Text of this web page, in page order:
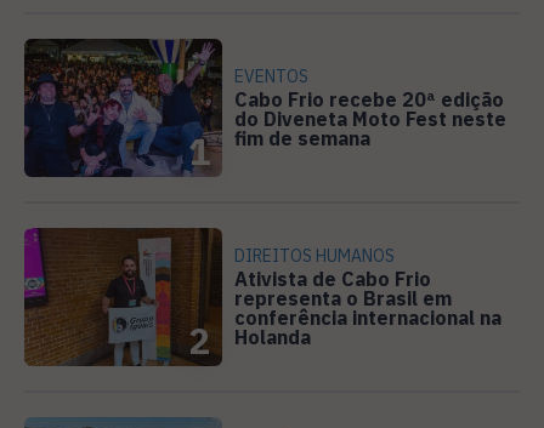
1
EVENTOS
Cabo Frio recebe 20ª edição
do Diveneta Moto Fest neste
fim de semana
2
DIREITOS HUMANOS
Ativista de Cabo Frio
representa o Brasil em
conferência internacional na
Holanda